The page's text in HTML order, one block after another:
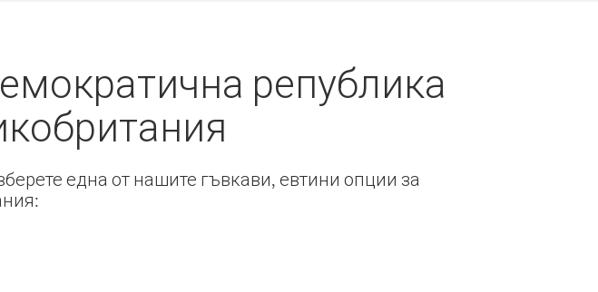
република
една от нашите гъвкави, евтини опции за